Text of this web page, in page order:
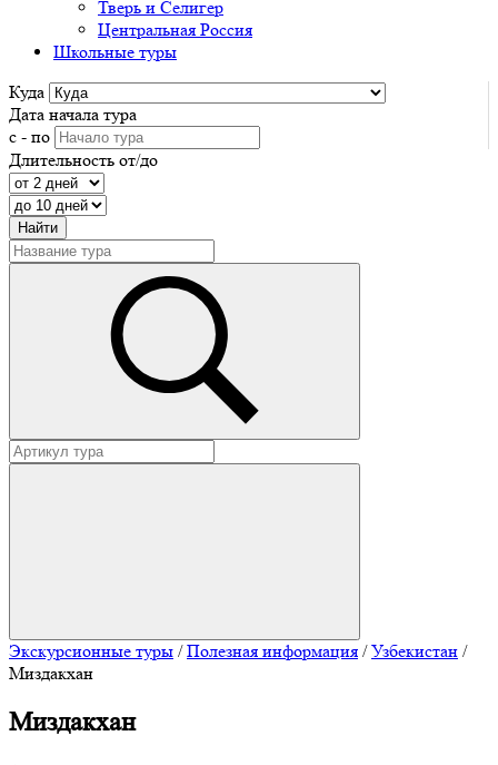
Тверь и Селигер
Центральная Россия
Школьные туры
Куда
Дата начала тура
с - по
Длительность от/до
Экскурсионные туры / Полезная информация /Узбекистан /
Миздакхан
Миздакхан